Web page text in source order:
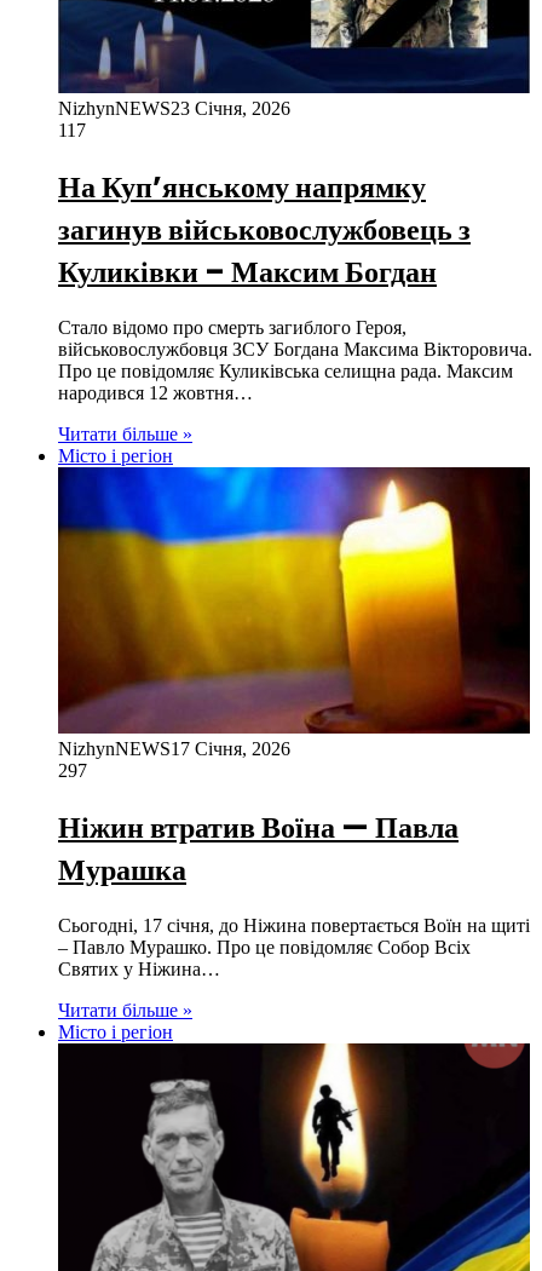
NizhynNEWS23 Січня, 2026
117
На Куп’янському напрямку
загинув військовослужбовець з
Куликівки – Максим Богдан
Стало відомо про смерть загиблого Героя,
військовослужбовця ЗСУ Богдана Максима Вікторовича.
Про це повідомляє Куликівська селищна рада. Максим
народився 12 жовтня…
Читати більше »
Місто і регіон
NizhynNEWS17 Січня, 2026
297
Ніжин втратив Воїна — Павла
Мурашка
Сьогодні, 17 січня, до Ніжина повертається Воїн на щиті
– Павло Мурашко. Про це повідомляє Собор Всіх
Святих у Ніжина…
Читати більше »
Місто і регіон